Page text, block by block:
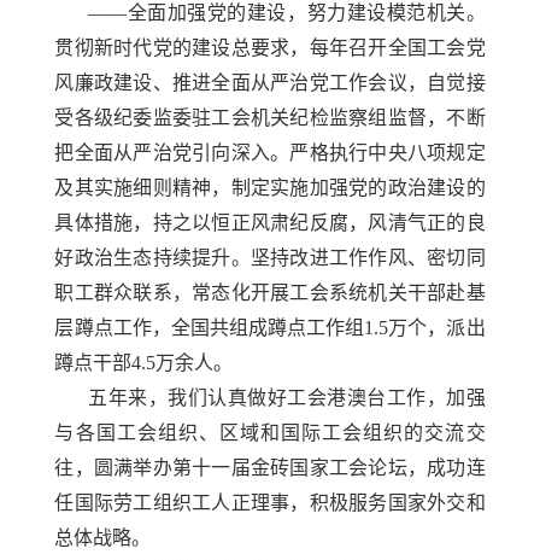
——全面加强党的建设，努力建设模范机关。
贯彻新时代党的建设总要求，每年召开全国工会党
风廉政建设、推进全面从严治党工作会议，自觉接
受各级纪委监委驻工会机关纪检监察组监督，不断
把全面从严治党引向深入。严格执行中央八项规定
及其实施细则精神，制定实施加强党的政治建设的
具体措施，持之以恒正风肃纪反腐，风清气正的良
好政治生态持续提升。坚持改进工作作风、密切同
职工群众联系，常态化开展工会系统机关干部赴基
层蹲点工作，全国共组成蹲点工作组1.5万个，派出
蹲点干部4.5万余人。
五年来，我们认真做好工会港澳台工作，加强
与各国工会组织、区域和国际工会组织的交流交
往，圆满举办第十一届金砖国家工会论坛，成功连
任国际劳工组织工人正理事，积极服务国家外交和
总体战略。